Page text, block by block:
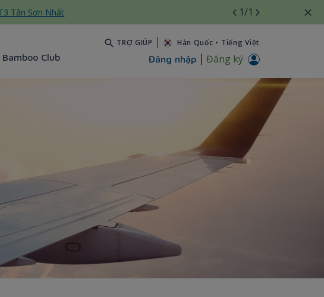
Tân Sơn Nhất 1/1
Bamboo Club
TRỢ GIÚP Hàn Quốc • Tiếng Việt
Đăng nhập Đăng ký